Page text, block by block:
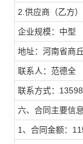
2.供应商（乙方
企业规模：中型
地址：河南省商
联系人：范德全
联系方式：
六、合同主要信息
1、合同金额：